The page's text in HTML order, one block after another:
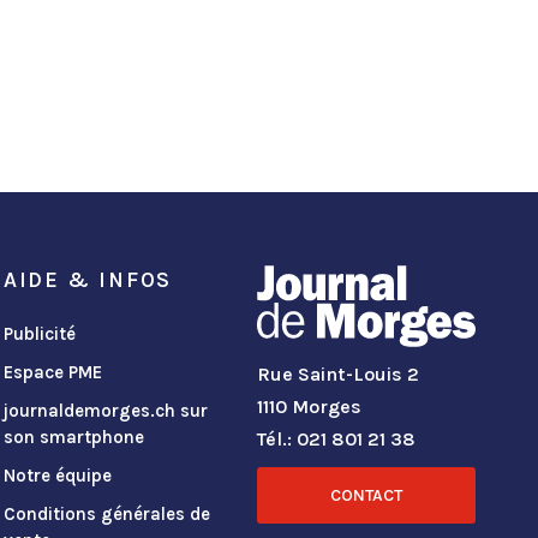
AIDE & INFOS
Publicité
Espace PME
journaldemorges.ch sur
son smartphone
Notre équipe
Conditions générales de
Rue Saint-Louis 2
1110 Morges
Tél.: 021 801 21 38
CONTACT